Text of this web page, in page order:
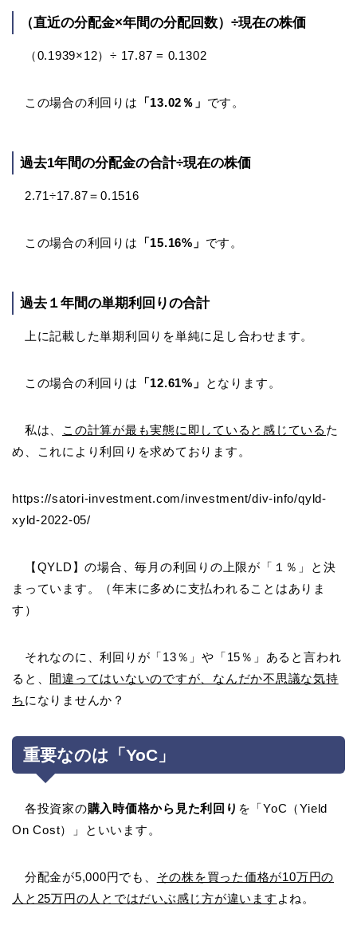
（直近の分配金×年間の分配回数）÷現在の株価
（0.1939×12）÷ 17.87 = 0.1302
この場合の利回りは 「13.02％」 です。
過去1年間の分配金の合計÷現在の株価
2.71÷17.87＝0.1516
この場合の利回りは 「15.16%」 です。
過去１年間の単期利回りの合計
上に記載した単期利回りを単純に足し合わせます。
この場合の利回りは 「12.61%」 となります。
私は、 この計算が最も実態に即していると感じている た
め、これにより利回りを求めております。
https://satori-investment.com/investment/div-info/qyld-
xyld-2022-05/
【QYLD】の場合、毎月の利回りの上限が「１％」と決
まっています。（年末に多めに支払われることはありま
す）
それなのに、利回りが「13％」や「15％」あると言われ
ると、 間違ってはいないのですが、なんだか不思議な気持
ち になりませんか？
重要なのは「YoC」
各投資家の購入時価格から見た利回り を「YoC（Yield
On Cost）」といいます。
分配金が5,000円でも、 その株を買った価格が10万円の
人と25万円の人とではだいぶ感じ方が違います よね。